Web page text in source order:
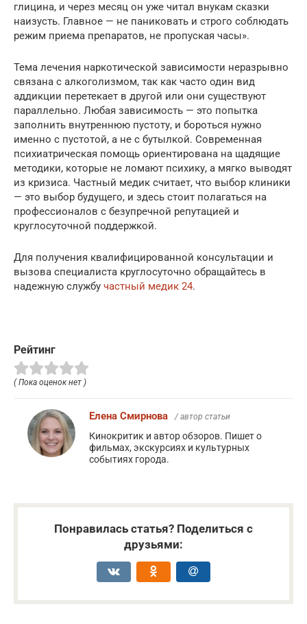
глицина, и через месяц он уже читал внукам сказки
наизусть. Главное — не паниковать и строго соблюдать
режим приема препаратов, не пропуская часы».
Тема лечения наркотической зависимости неразрывно
связана с алкоголизмом, так как часто один вид
аддикции перетекает в другой или они существуют
параллельно. Любая зависимость — это попытка
заполнить внутреннюю пустоту, и бороться нужно
именно с пустотой, а не с бутылкой. Современная
психиатрическая помощь ориентирована на щадящие
методики, которые не ломают психику, а мягко выводят
из кризиса. Частный медик считает, что выбор клиники
— это выбор будущего, и здесь стоит полагаться на
профессионалов с безупречной репутацией и
круглосуточной поддержкой.
Для получения квалифицированной консультации и
вызова специалиста круглосуточно обращайтесь в
надежную службу частный медик 24.
Рейтинг
( Пока оценок нет )
Елена Смирнова / автор статьи
Кинокритик и автор обзоров. Пишет о
фильмах, экскурсиях и культурных
событиях города.
Понравилась статья? Поделиться с
друзьями: